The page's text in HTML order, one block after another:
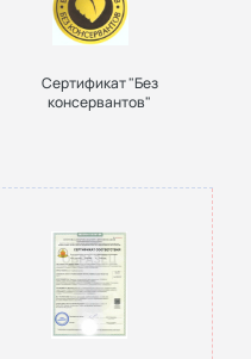
Сертификат "Без
консервантов"